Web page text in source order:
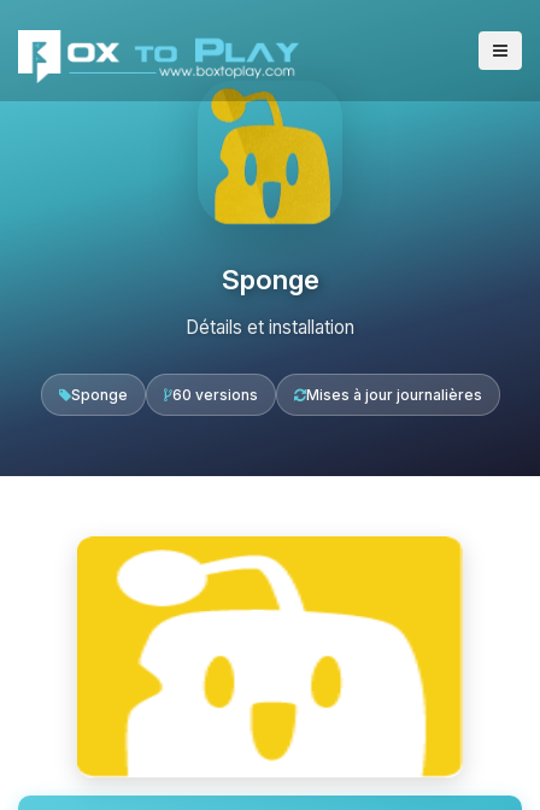
Sponge
Détails et installation
Sponge 60 versions Mises à jour journalières